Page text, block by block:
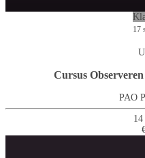
17
Cursus
PAO